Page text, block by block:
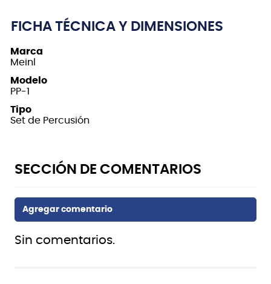
FICHA TÉCNICA Y DIMENSIONES
Marca
Meinl
Modelo
PP-1
Tipo
Set de Percusión
Sin comentarios.